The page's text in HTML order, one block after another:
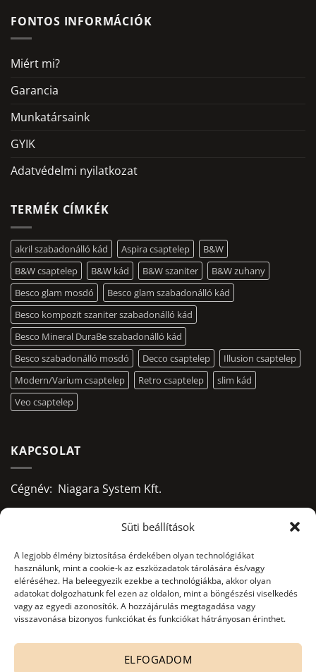
Süti beállítások
A legjobb élmény biztosítása érdekében olyan technológiákat
használunk, mint a cookie-k az eszközadatok tárolására és/vagy
eléréséhez. Ha beleegyezik ezekbe a technológiákba, akkor olyan
adatokat dolgozhatunk fel ezen az oldalon, mint a böngészési viselkedés
vagy az egyedi azonosítók. A hozzájárulás megtagadása vagy
visszavonása bizonyos funkciókat és funkciókat hátrányosan érinthet.
ELFOGADOM
FONTOS INFORMÁCIÓK
Miért mi?
Garancia
Munkatársaink
GYIK
Adatvédelmi nyilatkozat
TERMÉK CÍMKÉK
akril szabadonálló kád Aspira csaptelep
B&W
B&W csaptelep
B&W kád B&W szaniter
B&W zuhany
Besco glam mosdó
Besco glam szabadonálló kád
Besco kompozit szaniter szabadonálló kád
Besco Mineral DuraBe szabadonálló kád
Besco szabadonálló mosdó
Decco csaptelep
Illusion csaptelep
Modern/Varium csaptelep
Retro csaptelep
slim kád
Veo csaptelep
KAPCSOLAT
Cégnév: Niagara System Kft.
Adószám: 13156668-2-09
Bankszámlaszám:
10403428-50526956-71541002
Adatkezelés nyilvántartási száma:
NAIH-82806/2015.
office@niagarasystem.hu